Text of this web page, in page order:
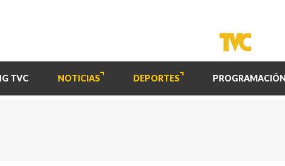
TVC NOTICIAS DEPORTES PROGRAMACIÓN